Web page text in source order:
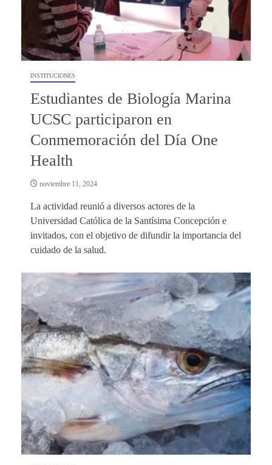
INSTITUCIONES
Estudiantes de Biología Marina
UCSC participaron en
Conmemoración del Día One
Health
noviembre 11, 2024
La actividad reunió a diversos actores de la
Universidad Católica de la Santísima Concepción e
invitados, con el objetivo de difundir la importancia del
cuidado de la salud.